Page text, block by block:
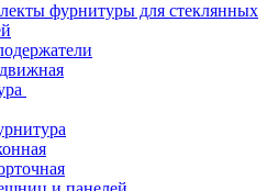
фурнитуры для стеклянных